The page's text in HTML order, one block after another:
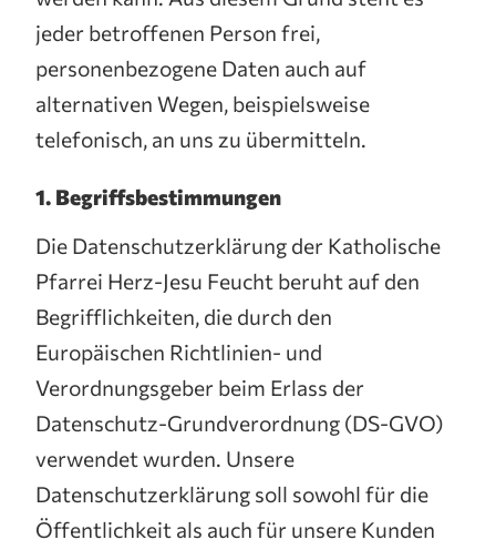
jeder betroffenen Person frei,
personenbezogene Daten auch auf
alternativen Wegen, beispielsweise
telefonisch, an uns zu übermitteln.
1. Begriffsbestimmungen
Die Datenschutzerklärung der Katholische
Pfarrei Herz-Jesu Feucht beruht auf den
Begrifflichkeiten, die durch den
Europäischen Richtlinien- und
Verordnungsgeber beim Erlass der
Datenschutz-Grundverordnung (DS-GVO)
verwendet wurden. Unsere
Datenschutzerklärung soll sowohl für die
Öffentlichkeit als auch für unsere Kunden